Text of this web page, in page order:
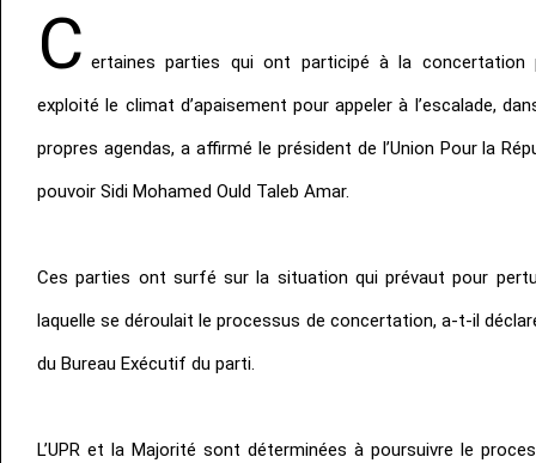
C ertaines parties qui ont participé à la concertation
exploité le climat d’apaisement pour appeler à l’escalade,
propres agendas, a affirmé le président de l’Union Pour la
pouvoir Sidi Mohamed Ould Taleb Amar.
Ces parties ont surfé sur la situation qui prévaut pour
laquelle se déroulait le processus de concertation, a-t-il
du Bureau Exécutif du parti.
L’UPR et la Majorité sont déterminées à poursuivre le